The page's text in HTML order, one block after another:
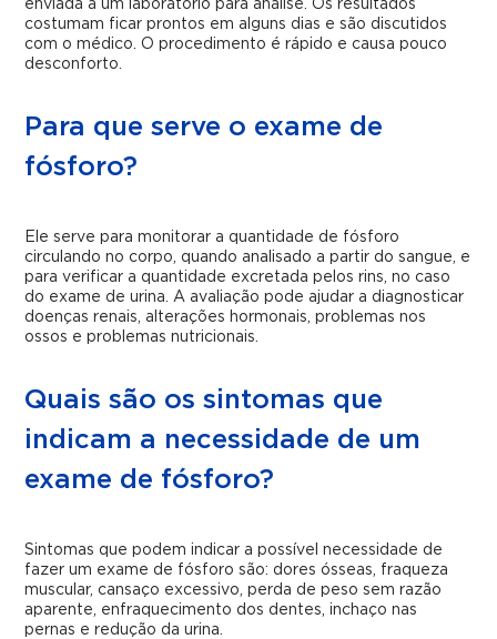
enviada a um laboratório para análise. Os resultados
costumam ficar prontos em alguns dias e são discutidos
com o médico. O procedimento é rápido e causa pouco
desconforto.
Para que serve o exame de
fósforo?
Ele serve para monitorar a quantidade de fósforo
circulando no corpo, quando analisado a partir do sangue, e
para verificar a quantidade excretada pelos rins, no caso
do exame de urina. A avaliação pode ajudar a diagnosticar
doenças renais, alterações hormonais, problemas nos
ossos e problemas nutricionais.
Quais são os sintomas que
indicam a necessidade de um
exame de fósforo?
Sintomas que podem indicar a possível necessidade de
fazer um exame de fósforo são: dores ósseas, fraqueza
muscular, cansaço excessivo, perda de peso sem razão
aparente, enfraquecimento dos dentes, inchaço nas
pernas e redução da urina.